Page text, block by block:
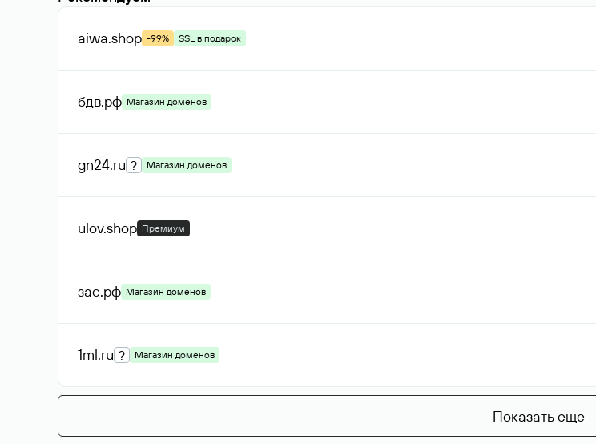
aiwa.shop -99% SSL в подарок
бдв.рф Магазин доменов
gn24.ru ? Магазин доменов
ulov.shop Премиум
зас.рф Магазин доменов
1ml.ru ? Магазин доменов
Показать еще